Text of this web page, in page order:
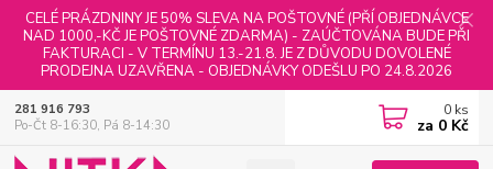
CELÉ PRÁZDNINY JE 50% SLEVA NA POŠTOVNÉ (PŘÍ OBJEDNÁVCE
NAD 1000,-KČ JE POŠTOVNÉ ZDARMA) - ZAÚČTOVÁNA BUDE PŘI
FAKTURACI - V TERMÍNU 13.-21.8. JE Z DŮVODU DOVOLENÉ
PRODEJNA UZAVŘENA - OBJEDNÁVKY ODEŠLU PO 24.8.2026
281 916 793
Po-Čt 8-16:30, Pá 8-14:30
0 ks
za 0 Kč